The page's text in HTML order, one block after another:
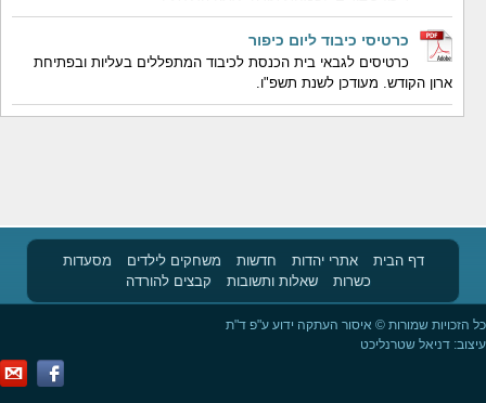
כרטיסי כיבוד ליום כיפור
כרטיסים לגבאי בית הכנסת לכיבוד המתפללים בעליות ובפתיחת
ארון הקודש. מעודכן לשנת תשפ"ו.
דף הבית אתרי יהדות חדשות משחקים לילדים
מסעדות
כשרות
שאלות ותשובות קבצים להורדה
כל הזכויות שמורות © איסור העתקה ידוע ע"פ ד"ת
עיצוב: דניאל שטרנליכט